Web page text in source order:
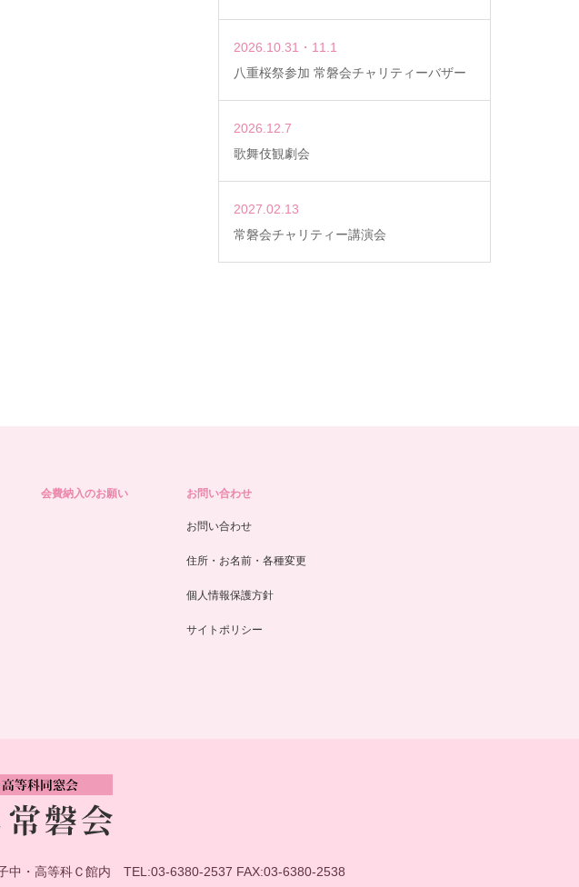
2026.10.31・11.1
八重桜祭参加 常磐会チャリティーバザー
2026.12.7
歌舞伎観劇会
2027.02.13
常磐会チャリティー講演会
会費納入のお願い お問い合わせ
お問い合わせ
住所・お名前・各種変更
個人情報保護方針
サイトポリシー
中・高等科Ｃ館内 TEL:03-6380-2537 FAX:03-6380-2538